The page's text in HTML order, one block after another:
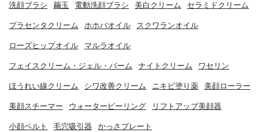
洗顔ブラシ 繭玉 電動洗顔ブラシ 美白クリーム セラミドクリーム
プラセンタクリーム ホホバオイル スクワランオイル
ローズヒップオイル マルラオイル
フェイスクリーム・ジェル・バーム ナイトクリーム ワセリン
ほうれい線クリーム シワ改善クリーム ニキビ塗り薬 美顔ローラー
美顔スチーマー ウォーターピーリング リフトアップ美顔器
小顔ベルト 毛穴吸引器 かっさプレート